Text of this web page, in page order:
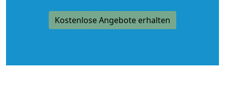
Kostenlose Angebote erhalten